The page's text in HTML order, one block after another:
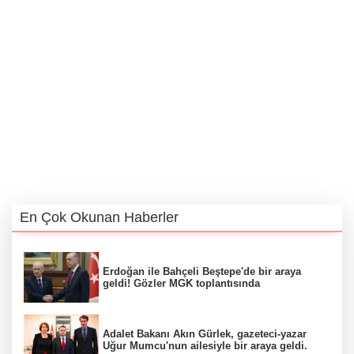
En Çok Okunan Haberler
Erdoğan ile Bahçeli Beştepe'de bir araya
geldi! Gözler MGK toplantısında
Adalet Bakanı Akın Gürlek, gazeteci-yazar
Uğur Mumcu'nun ailesiyle bir araya geldi.